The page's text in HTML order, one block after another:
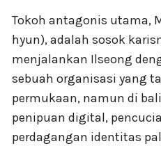
Tokoh antagonis utama,
hyun), adalah sosok
menjalankan Ilseong
sebuah organisasi yang
permukaan, namun di
penipuan digital,
perdagangan identitas